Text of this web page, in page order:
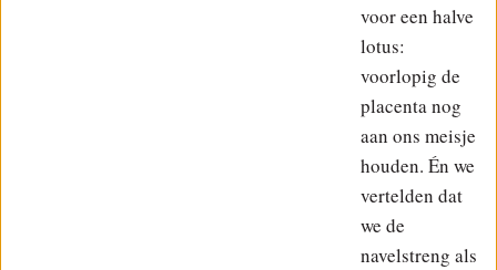
voor een halve
lotus:
voorlopig de
placenta nog
aan ons meisje
houden. Én we
vertelden dat
we de
navelstreng als